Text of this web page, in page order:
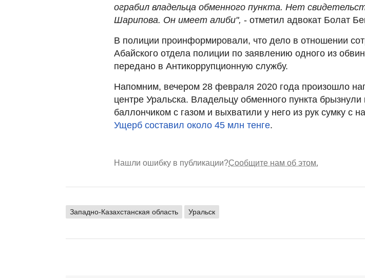
ограбил владельца обменного пункта. Нет
Шарипова. Он имеет алиби", - отметил адвокат Болат
В полиции проинформировали, что дело в отношении
Абайского отдела полиции по заявлению одного из
передано в Антикоррупционную службу.
Напомним, вечером 28 февраля 2020 года произошло
центре Уральска. Владельцу обменного пункта брызнули
баллончиком с газом и выхватили у него из рук сумку с
Ущерб составил около 45 млн тенге.
Нашли ошибку в публикации?Сообщите нам об этом.
Западно-Казахстанская область Уральск